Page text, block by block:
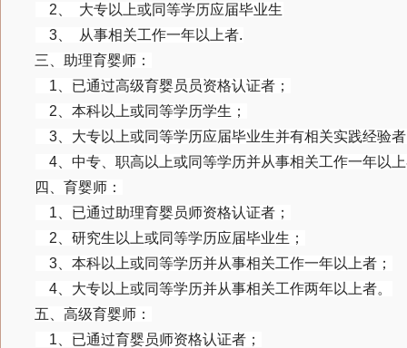
2、 大专以上或同等学历应届毕业生
3、 从事相关工作一年以上者.
三、助理育婴师：
1、已通过高级育婴员员资格认证者；
2、本科以上或同等学历学生；
3、大专以上或同等学历应届毕业生并有相关实践经验
4、中专、职高以上或同等学历并从事相关工作一年以
四、育婴师：
1、已通过助理育婴员师资格认证者；
2、研究生以上或同等学历应届毕业生；
3、本科以上或同等学历并从事相关工作一年以上者；
4、大专以上或同等学历并从事相关工作两年以上者。
五、高级育婴师：
1、已通过育婴员师资格认证者；